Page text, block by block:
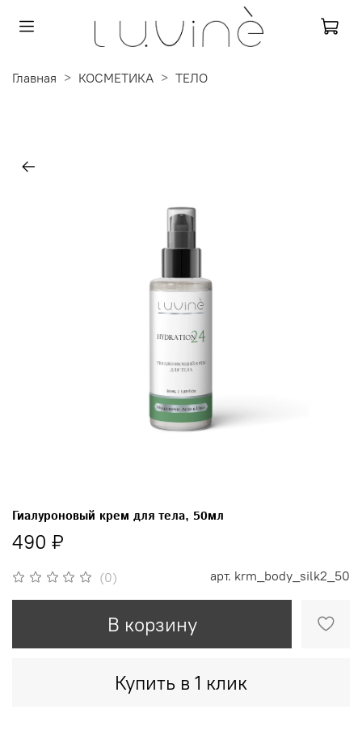
Главная КОСМЕТИКА ТЕЛО
(0) арт. krm_body_silk2_50
Гиалуроновый крем для тела, 50мл
490 ₽
В корзину
Купить в 1 клик